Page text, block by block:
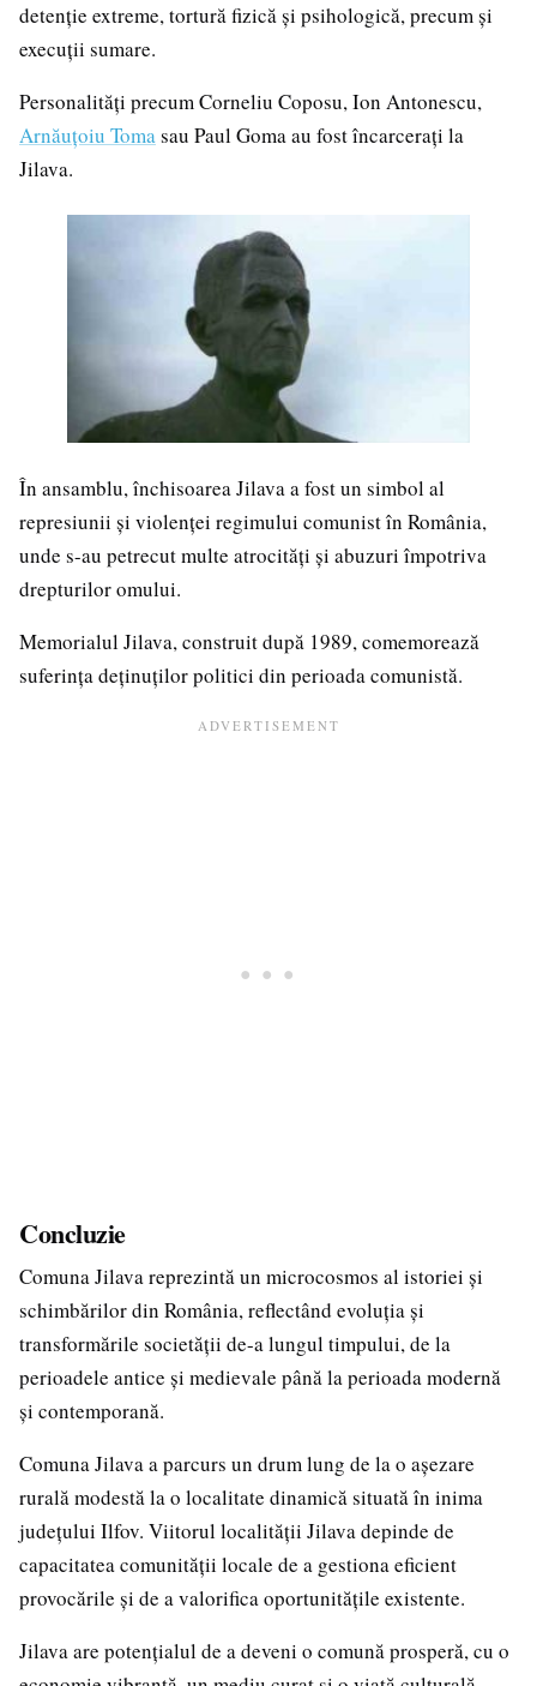
detenție extreme, tortură fizică și psihologică, precum și
execuții sumare.
Personalități precum Corneliu Coposu, Ion Antonescu,
Arnăuțoiu Tomasau Paul Goma au fost încarcerați la
Jilava.
În ansamblu, închisoarea Jilava a fost un simbol al
represiunii și violenței regimului comunist în România,
unde s-au petrecut multe atrocități și abuzuri împotriva
drepturilor omului.
Memorialul Jilava, construit după 1989, comemorează
suferința deținuților politici din perioada comunistă.
Concluzie
Comuna Jilava reprezintă un microcosmos al istoriei și
schimbărilor din România, reflectând evoluția și
transformările societății de-a lungul timpului, de la
perioadele antice și medievale până la perioada modernă
și contemporană.
Comuna Jilava a parcurs un drum lung de la o așezare
rurală modestă la o localitate dinamică situată în inima
județului Ilfov. Viitorul localității Jilava depinde de
capacitatea comunității locale de a gestiona eficient
provocările și de a valorifica oportunitățile existente.
Jilava are potențialul de a deveni o comună prosperă, cu o